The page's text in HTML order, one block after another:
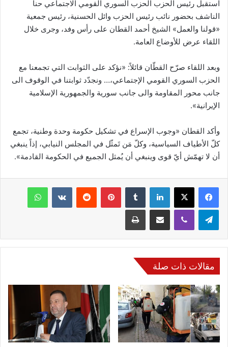
استقبل رئيس الحزب الحزب السوري القومي الاجتماعي حنا
الناشف بحضور نائب رئيس الحزب وائل الحسنية، رئيس جمعية
«قولنا والعمل» الشيخ أحمد القطان على رأس وفد، وجرى خلال
اللقاء عرض للأوضاع العامة.
وبعد اللقاء صرّح القطّان قائلاً: «نؤكد على الثوابت التي تجمعنا مع
الحزب السوري القومي الإجتماعي،… ونجدّد ثوابتنا في الوقوف الى
جانب محور المقاومة والى جانب سورية والجمهورية الإسلامية
الإيرانية».
وأكد القطان «وجوب الإسراع في تشكيل حكومة وحدة وطنية، تجمع
كلّ الأطياف السياسية، وكلّ مَن تَمثّل في المجلس النيابي، إذاً ينبغي
أن لا تهمّش أيّ قوى وينبغي أن يُمثل الجميع في الحكومة القادمة».
فيسبوك لينكدإن بينتيريست
مقالات ذات صلة